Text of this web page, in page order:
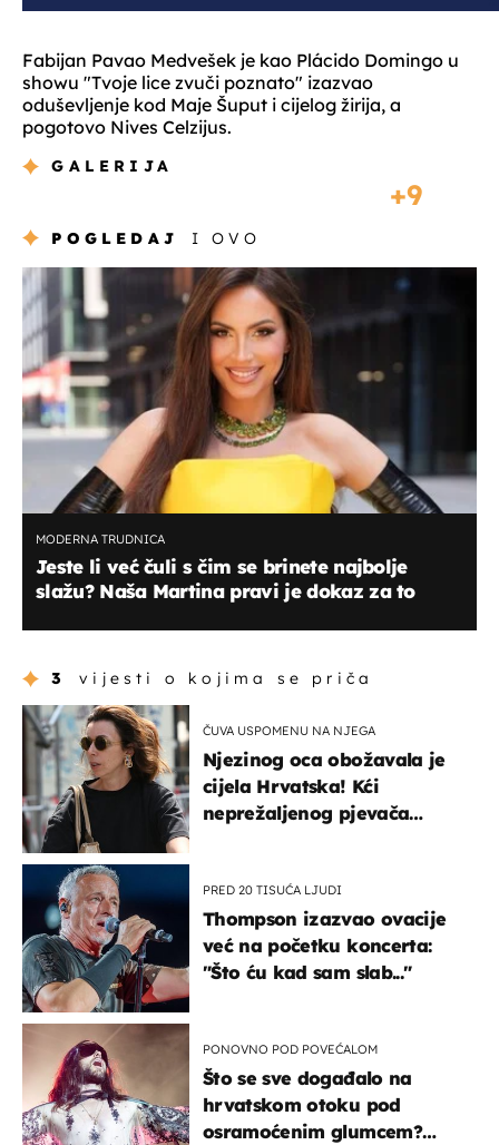
Fabijan Pavao Medvešek je kao Plácido Domingo u
showu "Tvoje lice zvuči poznato" izazvao
oduševljenje kod Maje Šuput i cijelog žirija, a
pogotovo Nives Celzijus.
GALERIJA
9
POGLEDAJ I OVO
MODERNA TRUDNICA
Jeste li već čuli s čim se brinete najbolje
slažu? Naša Martina pravi je dokaz za to
3 vijesti o kojima se priča
ČUVA USPOMENU NA NJEGA
Njezinog oca obožavala je
cijela Hrvatska! Kći
neprežaljenog pjevača
PRED 20 TISUĆA LJUDI
Thompson izazvao ovacije
već na početku koncerta:
"Što ću kad sam slab..."
PONOVNO POD POVEĆALOM
Što se sve događalo na
hrvatskom otoku pod
osramoćenim glumcem?